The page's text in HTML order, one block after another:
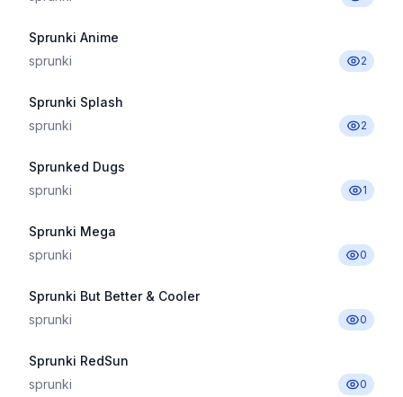
Sprunki Anime
sprunki
2
Sprunki Splash
sprunki
2
Sprunked Dugs
sprunki
1
Sprunki Mega
sprunki
0
Sprunki But Better & Cooler
sprunki
0
Sprunki RedSun
sprunki
0